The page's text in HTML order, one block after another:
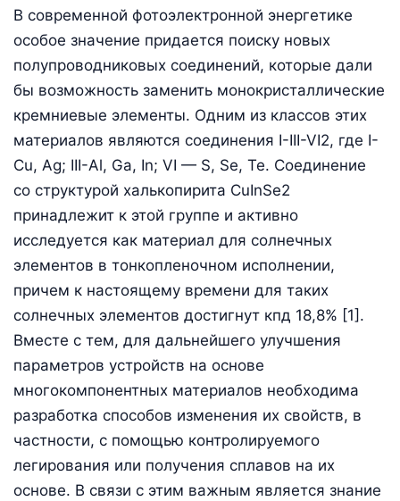
В современной фотоэлектронной энергетике
особое значение придается поиску новых
полупроводниковых соединений, которые дали
бы возможность заменить монокристаллические
кремниевые элементы. Одним из классов этих
материалов являются соединения I-III-VI2, где I-
Cu, Ag; III-Al, Ga, In; VI — S, Se, Te. Соединение
со структурой халькопирита CuInSe2
принадлежит к этой группе и активно
исследуется как материал для солнечных
элементов в тонкопленочном исполнении,
причем к настоящему времени для таких
солнечных элементов достигнут кпд 18,8% [1].
Вместе с тем, для дальнейшего улучшения
параметров устройств на основе
многокомпонентных материалов необходима
разработка способов изменения их свойств, в
частности, с помощью контролируемого
легирования или получения сплавов на их
основе. В связи с этим важным является знание